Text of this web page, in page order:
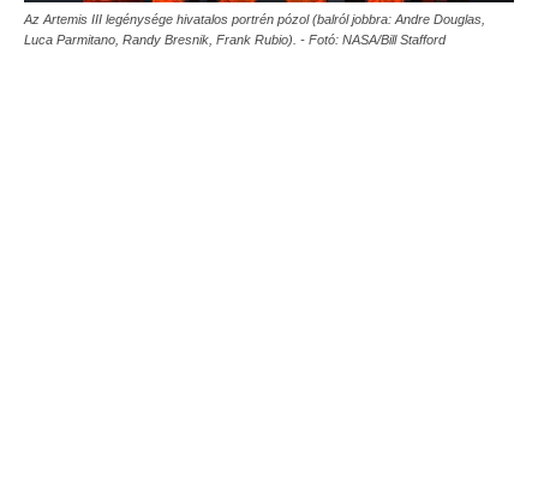
Az Artemis III legénysége hivatalos portrén pózol (balról jobbra: Andre Douglas,
Luca Parmitano, Randy Bresnik, Frank Rubio). - Fotó: NASA/Bill Stafford